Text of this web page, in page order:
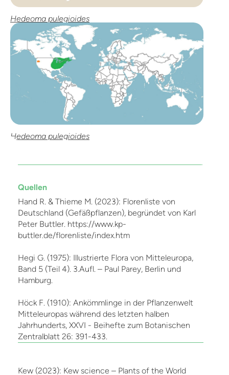
Hedeoma pulegioides
Hedeoma pulegioides
Quellen
Hand R. & Thieme M. (2023): Florenliste von
Deutschland (Gefäßpflanzen), begründet von Karl
Peter Buttler. https://www.kp-
buttler.de/florenliste/index.htm
Hegi G. (1975): Illustrierte Flora von Mitteleuropa,
Band 5 (Teil 4). 3.Aufl. – Paul Parey, Berlin und
Hamburg.
Höck F. (1910): Ankömmlinge in der Pflanzenwelt
Mitteleuropas während des letzten halben
Jahrhunderts, XXVI - Beihefte zum Botanischen
Zentralblatt 26: 391-433.
Kew (2023): Kew science – Plants of the World